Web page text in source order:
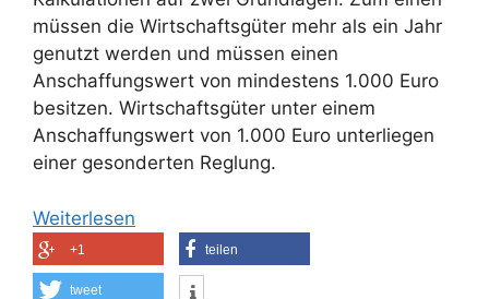
müssen die Wirtschaftsgüter mehr als ein Jahr
genutzt werden und müssen einen
Anschaffungswert von mindestens 1.000 Euro
besitzen. Wirtschaftsgüter unter einem
Anschaffungswert von 1.000 Euro unterliegen
einer gesonderten Reglung.
Weiterlesen
+1 teilen
tweet